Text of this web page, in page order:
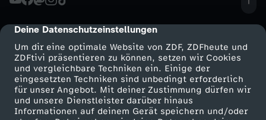
cmp-dialog-description
Deine Datenschutzeinstellungen
Um dir eine optimale Website von ZDF, ZDFheute und
ZDFtivi präsentieren zu können, setzen wir Cookies
und vergleichbare Techniken ein. Einige der
eingesetzten Techniken sind unbedingt erforderlich
für unser Angebot. Mit deiner Zustimmung dürfen wir
und unsere Dienstleister darüber hinaus
Informationen auf deinem Gerät speichern und/oder
a
n
t
e
Mehr ZDF
ZDF-Apps
Service
ZDFmitreden